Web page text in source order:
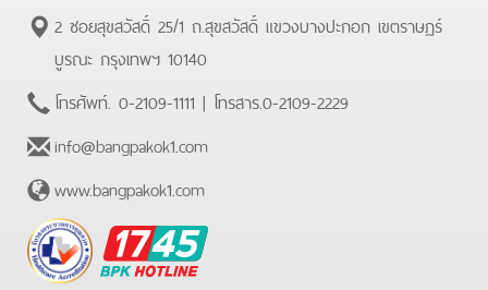
2 ซอยสุขสวัสดิ์ 25/1 ถ.สุขสวัสดิ์ แขวงบางปะกอก เขตราษฏร์
บูรณะ กรุงเทพฯ 10140
โทรศัพท์. 0-2109-1111 | โทรสาร.0-2109-2229
info@bangpakok1.com
www.bangpakok1.com
BPK
Hotline